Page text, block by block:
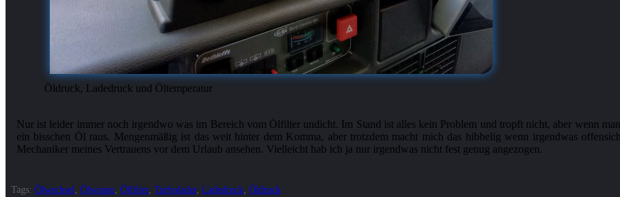
Öldruck, Ladedruck und Öltemperatur
Nur ist leider immer noch irgendwo was im Bereich vom Ölfilter undicht. Im Stand ist alles kein Problem und tropft nicht, aber wenn
ein bisschen Öl raus. Mengenmäßig ist das weit hinter dem Komma, aber trotzdem macht mich das hibbelig wenn irgendwas
Tags: Ölwechsel Ölwanne Ölfilter, Turbolader, Ladedruck Öldruck